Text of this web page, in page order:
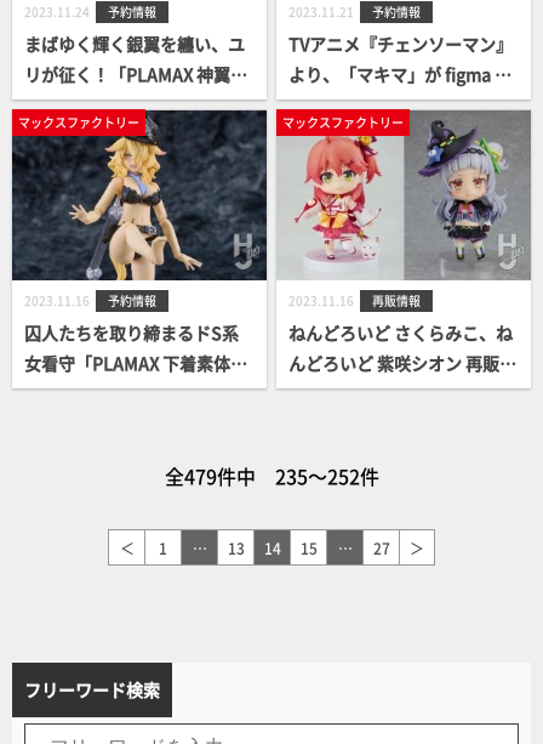
2023.11.24 予約情報
まばゆく輝く銀翼を纏い、ユ
リが征く！「PLAMAX 神翼天
空騎士 ユリ・ゴッドバスター
メッキVer.」Amazon.co.jp限
定で予約開始！
2023.11.21 予約情報
TVアニメ『チェンソーマン』
より、「マキマ」が figma に
なって登場。予約案内開始。
マックスファクトリー
2023.11.16 予約情報
囚人たちを取り締まるドS系
女看守「PLAMAX 下着素体娘
女看守ルイーザ」予約案内開
マックスファクトリー
2023.11.16 再販情報
ねんどろいど さくらみこ、ね
んどろいど 紫咲シオン 再販決
定！ 予約受付開始！
全479件中 235～252件
＜ 1 … 13 14 15 … 27 ＞
フリーワード検索